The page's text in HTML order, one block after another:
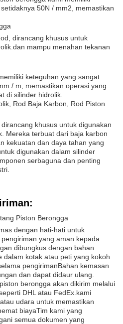
50N / mm2, memastikan
dirancang khusus untuk
mampu menahan tekanan
keteguhan yang sangat
/ m, memastikan operasi yang
di silinder hidrolik.
Rod Baja Karbon, Rod Piston
khusus untuk digunakan
Mereka terbuat dari baja karbon
kekuatan dan daya tahan yang
digunakan dalam silinder
serbaguna dan penting
Piston Berongga
dengan hati-hati untuk
yang aman kepada
dibungkus dengan bahan
dalam kotak atau peti yang kokoh
pengirimanBahan kemasan
dan dapat didaur ulang.
berongga akan dikirim melalui
DHL atau FedEx.kami
udara untuk memastikan
biayaTim kami yang
semua dokumen yang